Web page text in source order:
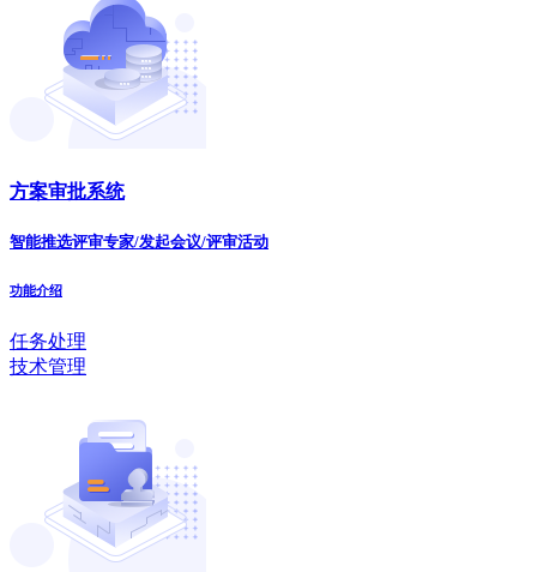
方案审批系统
智能推选评审专家/发起会议/评审活动
功能介绍
任务处理
技术管理